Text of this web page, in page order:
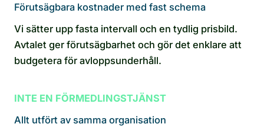
Förutsägbara kostnader med fast schema
Vi sätter upp fasta intervall och en tydlig prisbild.
Avtalet ger förutsägbarhet och gör det enklare att
budgetera för avloppsunderhåll.
INTE EN FÖRMEDLINGSTJÄNST
Allt utfört av samma organisation